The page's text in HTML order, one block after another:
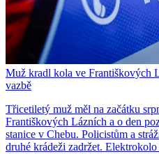
Muž kradl kola ve Františkových
vazbě
Třicetiletý muž měl na začátku
Františkových Lázních a o den
stanice v Chebu. Policistům a
druhé krádeži zadržet.